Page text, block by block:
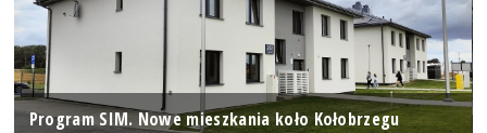
Program SIM. Nowe mieszkania koło Kołobrzegu